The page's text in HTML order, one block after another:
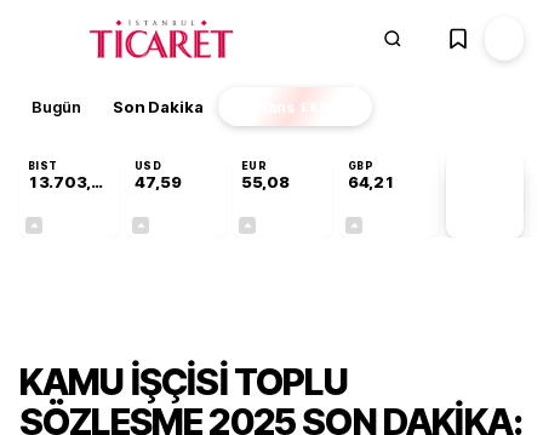
Bugün Son Dakika Finans EKSTRA
BIST
13.703,13
USD
47,59
EUR
55,08
GBP
64,21
KAMU İŞÇİSİ TOPLU
SÖZLEŞME 2025 SON DAKİKA: